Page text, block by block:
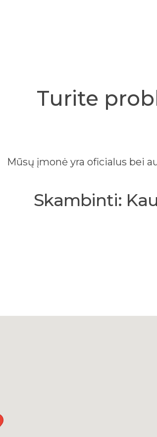
Turite
Mūsų įmonė yra oficialus bei
Skambinti: